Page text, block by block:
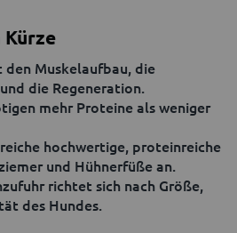
Muskelaufbau, die
die Regeneration.
mehr Proteine als weniger
hochwertige, proteinreiche
und Hühnerfüße an.
richtet sich nach Größe,
des Hundes.